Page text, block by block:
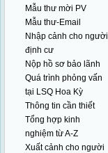
Mẫu thư mời PV
Mẫu thư-Email
Nhập cảnh cho người
định cư
Nộp hồ sơ bảo lãnh
Quá trình phỏng vấn
tại LSQ Hoa Kỳ
Thông tin cần thiết
Tổng hợp kinh
nghiệm từ A-Z
Xuất cảnh cho người